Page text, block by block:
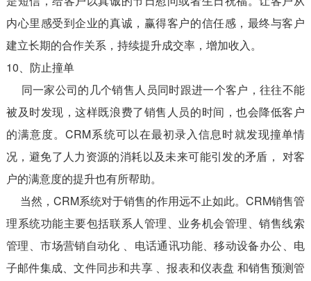
内心里感受到企业的真诚，赢得客户的信任感，最终与客户
建立长期的合作关系，持续提升成交率，增加收入。
10、防止撞单
同一家公司的几个销售人员同时跟进一个客户，往往不能
被及时发现，这样既浪费了销售人员的时间，也会降低客户
的满意度。CRM系统可以在最初录入信息时就发现撞单情
况，避免了人力资源的消耗以及未来可能引发的矛盾， 对客
户的满意度的提升也有所帮助。
当然，CRM系统对于销售的作用远不止如此。CRM销售管
理系统功能主要包括联系人管理、业务机会管理、销售线索
管理、市场营销自动化 、电话通讯功能、移动设备办公、电
子邮件集成、文件同步和共享 、报表和仪表盘 和销售预测管